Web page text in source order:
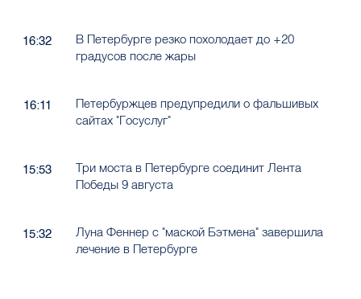
16:32
В Петербурге резко похолодает до +20
градусов после жары
16:11
Петербуржцев предупредили о фальшивых
сайтах "Госуслуг"
15:53
Три моста в Петербурге соединит Лента
Победы 9 августа
15:32
Луна Феннер с "маской Бэтмена" завершила
лечение в Петербурге